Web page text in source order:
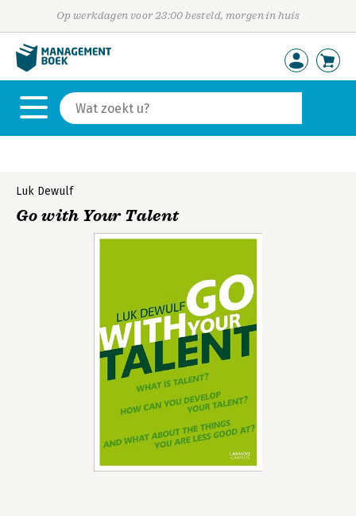
Op werkdagen voor 23:00 besteld, morgen in huis
Luk Dewulf
Go with Your Talent